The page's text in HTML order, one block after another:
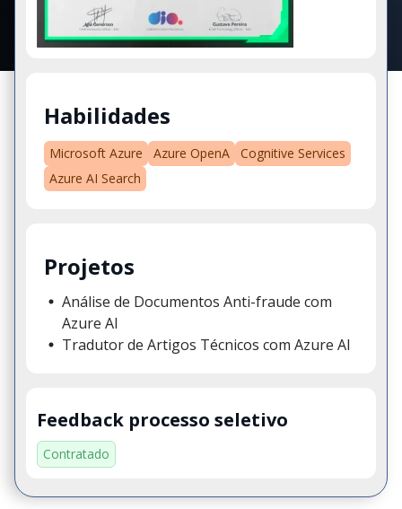
Habilidades
Microsoft Azure Azure OpenA
Cognitive Services
Azure AI Search
Projetos
Análise de Documentos Anti-fraude com
Azure AI
Tradutor de Artigos Técnicos com Azure AI
Feedback processo seletivo
Contratado